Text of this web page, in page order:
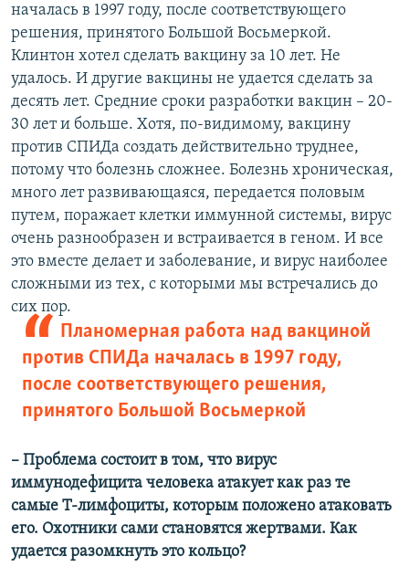
началась в 1997 году, после соответствующего
решения, принятого Большой Восьмеркой.
Клинтон хотел сделать вакцину за 10 лет. Не
удалось. И другие вакцины не удается сделать за
десять лет. Средние сроки разработки вакцин – 20-
30 лет и больше. Хотя, по-видимому, вакцину
против СПИДа создать действительно труднее,
потому что болезнь сложнее. Болезнь хроническая,
много лет развивающаяся, передается половым
путем, поражает клетки иммунной системы, вирус
очень разнообразен и встраивается в геном. И все
это вместе делает и заболевание, и вирус наиболее
сложными из тех, с которыми мы встречались до
сих пор.
Планомерная работа над вакциной
против СПИДа началась в 1997 году,
после соответствующего решения,
принятого Большой Восьмеркой
– Проблема состоит в том, что вирус
иммунодефицита человека атакует как раз те
самые Т-лимфоциты, которым положено атаковать
его. Охотники сами становятся жертвами. Как
удается разомкнуть это кольцо?